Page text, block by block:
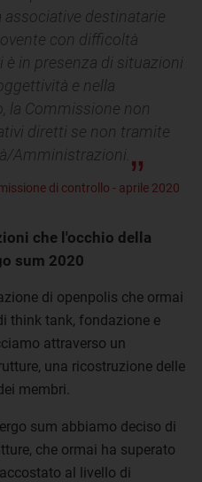
destinatarie
con difficoltà
è in presenza di situazioni
e nella
la Commissione non
diretti se non tramite
Amministrazioni.
di controllo - aprile 2020
che l'occhio della
sum 2020
di openpolis che ormai
think tank, fondazione e
attraverso un
una ricostruzione delle
membri.
sum abbiamo deciso di
che ormai ha superato
al livello di